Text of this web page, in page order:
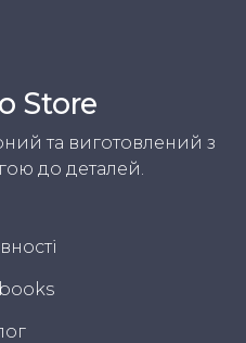
Store
та виготовлений з
до деталей.